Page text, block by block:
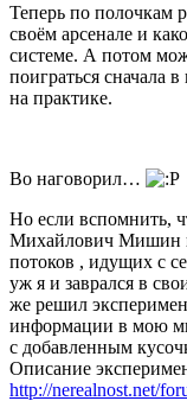
Теперь по полочкам
своём арсенале и
системе. А потом
поиграться сначала
на практике.
Во наговорил…
Но если вспомнить,
Михайлович Мишин
потоков , идущих с
уж я и заврался в
же решил
информации в мою
с добавленным
Описание
http://nerealnost.net/